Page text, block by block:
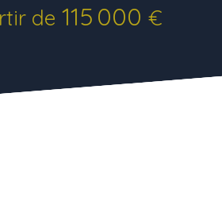
de 115 000 €